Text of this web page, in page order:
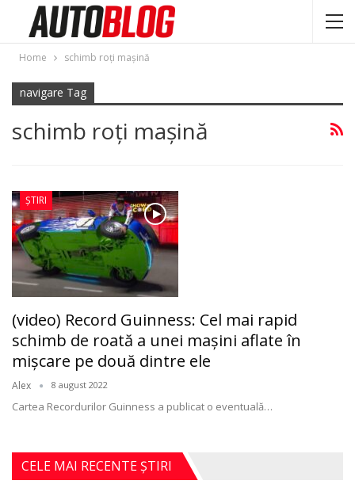
Home schimb roţi maşină
navigare Tag
schimb roţi maşină
ȘTIRI
(video) Record Guinness: Cel mai rapid
schimb de roată a unei maşini aflate în
mişcare pe două dintre ele
Alex 8 august 2022
Cartea Recordurilor Guinness a publicat o eventuală…
CELE MAI RECENTE ȘTIRI